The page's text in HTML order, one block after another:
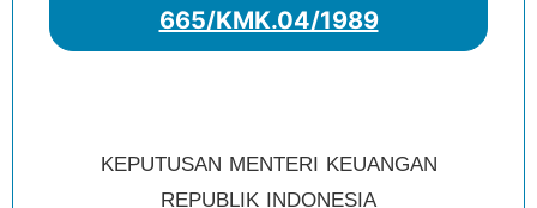
665/KMK.04/1989
KEPUTUSAN MENTERI KEUANGAN
REPUBLIK INDONESIA